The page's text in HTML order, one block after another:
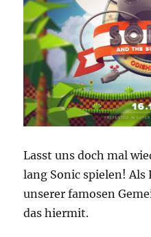
Lasst uns doch mal
lang Sonic spielen!
unserer famosen
das hiermit.